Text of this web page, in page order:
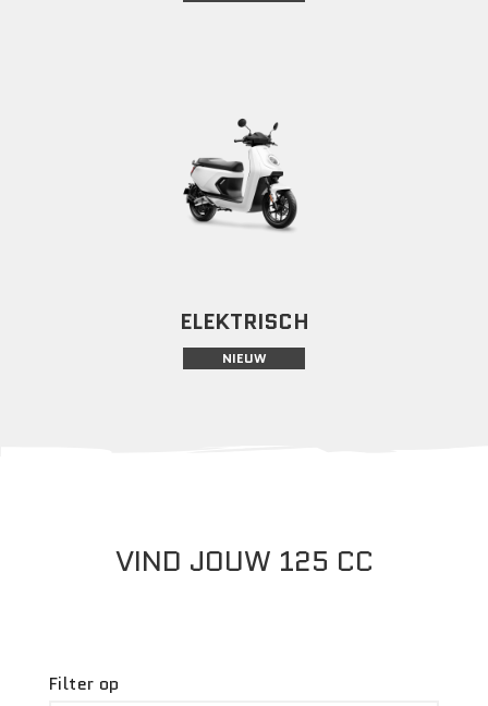
ELEKTRISCH
NIEUW
VIND JOUW 125 CC
Filter op